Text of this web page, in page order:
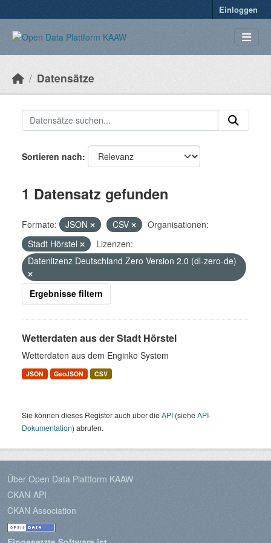
Einloggen
Datensätze
Sortieren nach
1 Datensatz gefunden
Formate: JSON CSV
Organisationen:
Stadt Hörstel
Lizenzen:
Datenlizenz Deutschland Zero Version 2.0 (dl-zero-de)
Ergebnisse filtern
Wetterdaten aus der Stadt Hörstel
Wetterdaten aus dem Enginko System
JSON GeoJSON CSV
Sie können dieses Register auch über dieAPI (sieheAPI-
Dokumentation) abrufen.
Über Open Data Plattform KAAW
CKAN-API
CKAN Association